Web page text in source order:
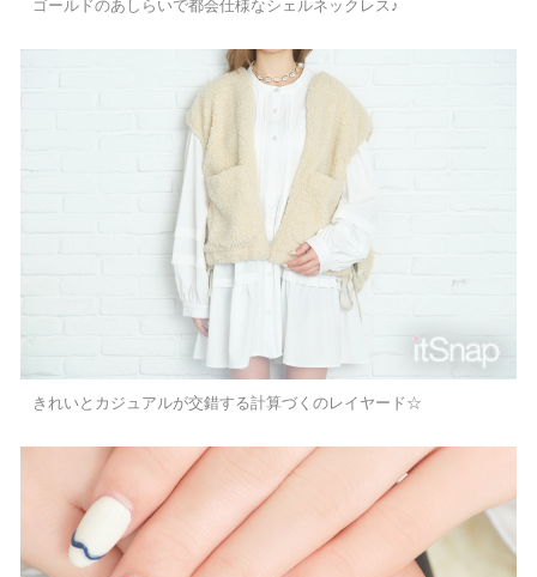
ゴールドのあしらいで都会仕様なシェルネックレス♪
きれいとカジュアルが交錯する計算づくのレイヤード☆